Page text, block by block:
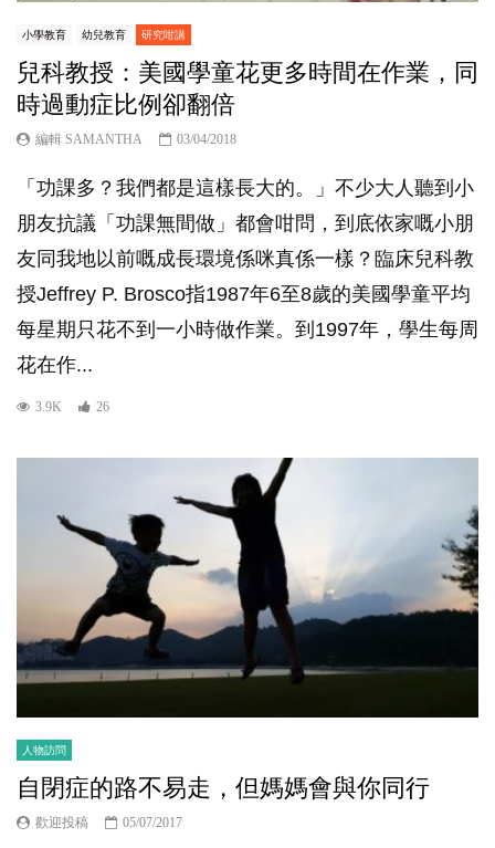
小學教育 幼兒教育 研究咁講
兒科教授：美國學童花更多時間在作業，同
時過動症比例卻翻倍
編輯 SAMANTHA 03/04/2018
「功課多？我們都是這樣長大的。」不少大人聽到小
朋友抗議「功課無間做」都會咁問，到底依家嘅小朋
友同我地以前嘅成長環境係咪真係一樣？臨床兒科教
授Jeffrey P. Brosco指1987年6至8歲的美國學童平均
每星期只花不到一小時做作業。到1997年，學生每周
花在作...
3.9K 26
人物訪問
自閉症的路不易走，但媽媽會與你同行
歡迎投稿 05/07/2017